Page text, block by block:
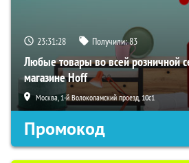
23:31:27 Получили:83
Любые товары во всей розничной
магазине Hoff
Москва, 1-й Волоколамский проезд, 10с1
Промокод